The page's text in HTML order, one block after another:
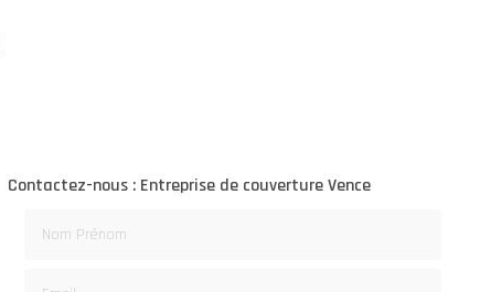
Contactez-nous : Entreprise de couverture Vence